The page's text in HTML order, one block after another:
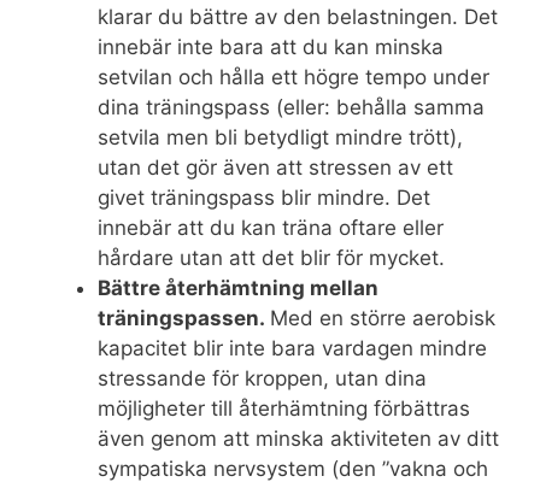
klarar du bättre av den belastningen. Det
innebär inte bara att du kan minska
setvilan och hålla ett högre tempo under
dina träningspass (eller: behålla samma
setvila men bli betydligt mindre trött),
utan det gör även att stressen av ett
givet träningspass blir mindre. Det
innebär att du kan träna oftare eller
hårdare utan att det blir för mycket.
Bättre återhämtning mellan
träningspassen. Med en större aerobisk
kapacitet blir inte bara vardagen mindre
stressande för kroppen, utan dina
möjligheter till återhämtning förbättras
även genom att minska aktiviteten av ditt
sympatiska nervsystem (den ”vakna och